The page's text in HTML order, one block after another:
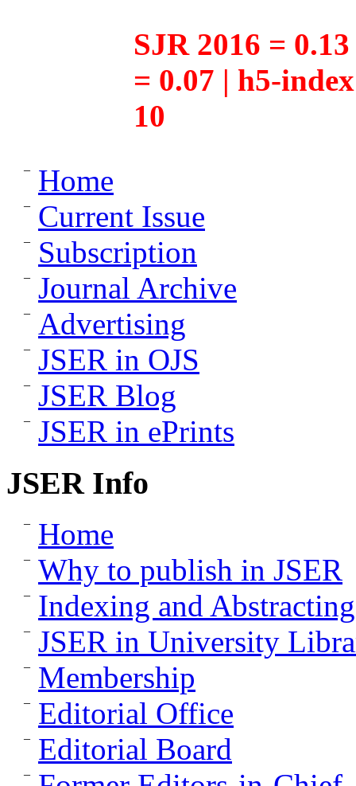
SJR 2016 =
= 0.07 | h5-
10
Home
Current Issue
Subscription
Journal Archive
Advertising
JSER in OJS
JSER Blog
JSER in ePrints
JSER Info
Home
Why to publish in JSER
Indexing and Abstracting
JSER in University
Membership
Editorial Office
Editorial Board